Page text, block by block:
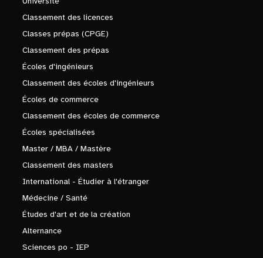
Classement des licences
Classes prépas (CPGE)
Classement des prépas
Écoles d'ingénieurs
Classement des écoles d'ingénieurs
Écoles de commerce
Classement des écoles de commerce
Écoles spécialisées
Master / MBA / Mastère
Classement des masters
International - Étudier à l'étranger
Médecine / Santé
Études d'art et de la création
Alternance
Sciences po - IEP